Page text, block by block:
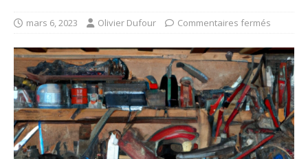
mars 6, 2023 Olivier Dufour Commentaires fermés